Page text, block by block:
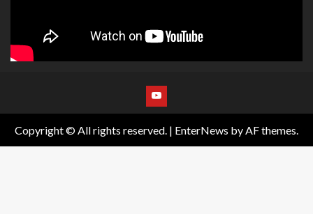
Copyright © All rights reserved. | EnterNews by AF themes.